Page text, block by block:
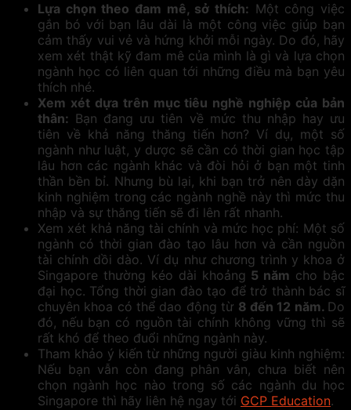
Lựa chọn theo đam mê, sở thích: Một công việc
gắn bó với bạn lâu dài là một công việc giúp bạn
cảm thấy vui vẻ và hứng khởi mỗi ngày. Do đó, hãy
xem xét thật kỹ đam mê của mình là gì và lựa chọn
ngành học có liên quan tới những điều mà bạn yêu
thích nhé.
Xem xét dựa trên mục tiêu nghề nghiệp của bản
thân: Bạn đang ưu tiên về mức thu nhập hay ưu
tiên về khả năng thăng tiến hơn? Ví dụ, một số
ngành như luật, y dược sẽ cần có thời gian học tập
lâu hơn các ngành khác và đòi hỏi ở bạn một tinh
thần bền bỉ. Nhưng bù lại, khi bạn trở nên dày dặn
kinh nghiệm trong các ngành nghề này thì mức thu
nhập và sự thăng tiến sẽ đi lên rất nhanh.
Xem xét khả năng tài chính và mức học phí: Một số
ngành có thời gian đào tạo lâu hơn và cần nguồn
tài chính dồi dào. Ví dụ như chương trình y khoa ở
Singapore thường kéo dài khoảng 5 năm cho bậc
đại học. Tổng thời gian đào tạo để trở thành bác sĩ
chuyên khoa có thể dao động từ 8 đến 12 năm. Do
đó, nếu bạn có nguồn tài chính không vững thì sẽ
rất khó để theo đuổi những ngành này.
Tham khảo ý kiến từ những người giàu kinh nghiệm:
Nếu bạn vẫn còn đang phân vân, chưa biết nên
chọn ngành học nào trong số các ngành du học
Singapore thì hãy liên hệ ngay tới GCP Education.